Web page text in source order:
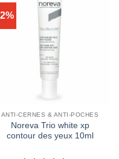
ANTI-CERNES & ANTI-POCHES
Noreva Trio white xp
contour des yeux 10ml